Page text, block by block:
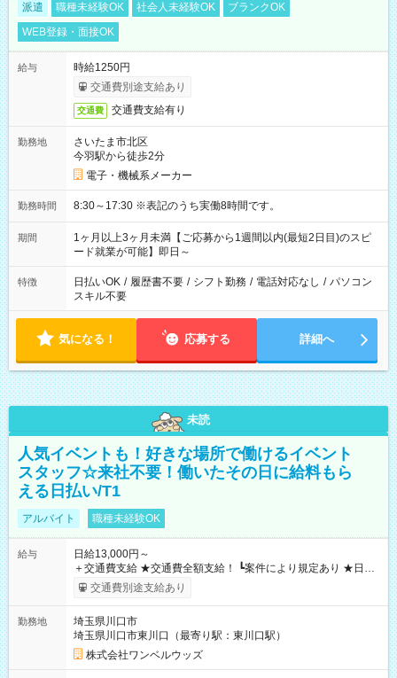
派遣 職種未経験OK 社会人未経験OK
ブランクOK
WEB登録・面接OK
給与
時給1250円
交通費別途支給あり
交通費 交通費支給有り
勤務地
さいたま市北区
今羽駅から徒歩2分
電子・機械系メーカー
勤務時間 8:30～17:30 ※表記のうち実働8時間です。
期間
1ヶ月以上3ヶ月未満【ご応募から1週間以内(最短2日目)のスピ
ード就業が可能】即日～
特徴 日払いOK / 履歴書不要 / シフト勤務 / 電話対応なし / パソコン
スキル不要
気になる！ 応募する 詳細へ
未読
人気イベントも！好きな場所で働けるイベント
スタッフ☆来社不要！働いたその日に給料もら
える日払い/T1
アルバイト 職種未経験OK
給与
日給13,000円～
＋交通費支給 ★交通費全額支給！ ┗案件により規定あり ★日払
いOK！（規定あり） ┗働いたその日に現金GET♪ お仕事後はコ
ンビニATMから 日払い分を引き落とせます！ 【試用期間】試
交通費別途支給あり
勤務地
埼玉県川口市
埼玉県川口市東川口（最寄り駅：東川口駅）
株式会社ワンベルウッズ